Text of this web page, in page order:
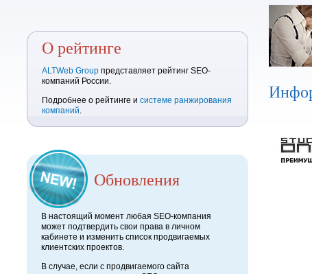
О рейтинге
ALTWeb Group представляет рейтинг SEO-
компаний России.
Подробнее о рейтинге и системе ранжирования
компаний.
Обновления
В настоящий момент любая SEO-компания
может подтвердить свои права в личном
кабинете и изменить список продвигаемых
клиентских проектов.
В случае, если с продвигаемого сайта